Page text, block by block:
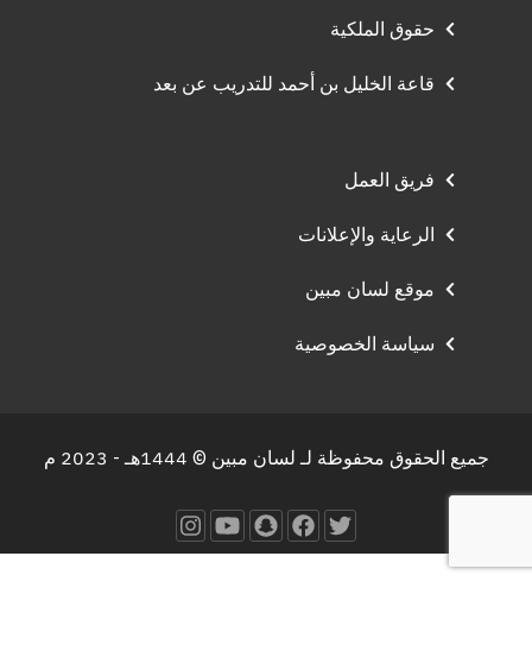
حقوق الملكية
قاعة الخليل بن أحمد للتدريب عن بعد
فريق العمل
الرعاية والإعلانات
موقع لسان مبين
سياسة الخصوصية
جميع الحقوق محفوظة لـ لسان مبين © 1444هـ - 2023 م